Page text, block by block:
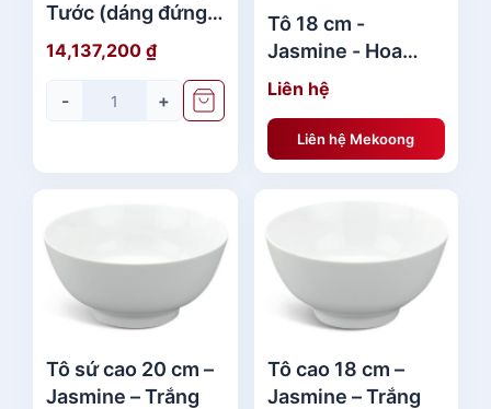
Tước (dáng đứng -
bên phải) - Vẽ tay
- Trắng - Trang Trí
Vàng Quà Tặng
Gốm Sứ
14,137,200 ₫
- +
Tô 18 cm -
Jasmine - Hoa
May Mắn
Liên hệ
Liên hệ Mekoong
Tô sứ cao 20 cm –
Jasmine – Trắng
Tô cao 18 cm –
Jasmine – Trắng